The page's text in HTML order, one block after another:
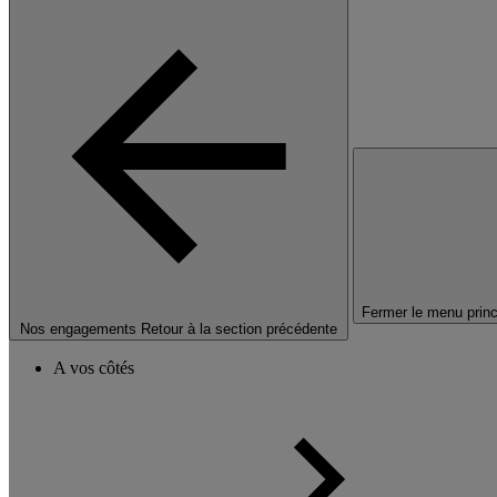
Nos engagements Retour à la section précédente
Fermer le menu
A vos côtés